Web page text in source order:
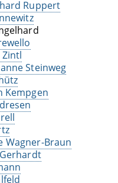
Ruppert
Zintl
Steinweg
Kempgen
Wagner-Braun